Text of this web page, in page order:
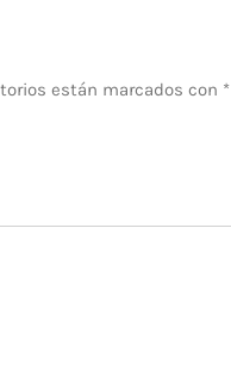
están marcados con *